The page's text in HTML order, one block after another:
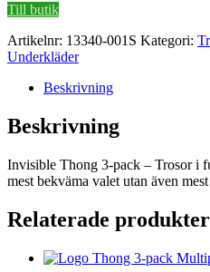
Till butik
Artikelnr: 13340-001S Kategori:
Underkläder
Beskrivning
Beskrivning
Invisible Thong 3-pack – Trosor i
mest bekväma valet utan även
Relaterade produkter